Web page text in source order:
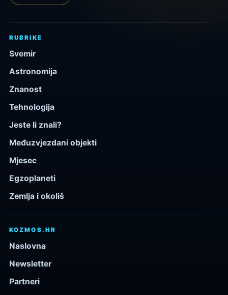
RUBRIKE
Svemir
Astronomija
Znanost
Tehnologija
Jeste li znali?
Međuzvjezdani objekti
Mjesec
Egzoplaneti
Zemlja i okoliš
KOZMOS.HR
Naslovna
Newsletter
Partneri